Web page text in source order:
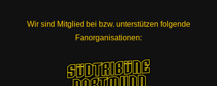
Wir sind Mitglied bei bzw. unterstützen folgende
Fanorganisationen: